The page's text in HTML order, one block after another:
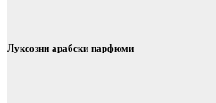
Луксозни арабски парфюми